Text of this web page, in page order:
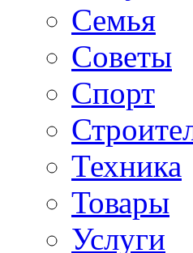
Семья
Советы
Спорт
Техника
Товары
Услуги